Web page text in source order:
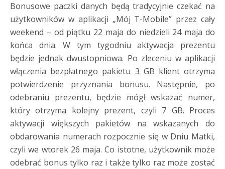
Bonusowe paczki danych będą tradycyjnie czekać na
użytkowników w aplikacji „Mój T-Mobile” przez cały
weekend – od piątku 22 maja do niedzieli 24 maja do
końca dnia. W tym tygodniu aktywacja prezentu
będzie jednak dwustopniowa. Po zleceniu w aplikacji
włączenia bezpłatnego pakietu 3 GB klient otrzyma
potwierdzenie przyznania bonusu. Następnie, po
odebraniu prezentu, będzie mógł wskazać numer,
który otrzyma kolejny prezent, czyli 7 GB. Proces
aktywacji większych pakietów na wskazanych do
obdarowania numerach rozpocznie się w Dniu Matki,
czyli we wtorek 26 maja. Co istotne, użytkownik może
odebrać bonus tylko raz i także tylko raz może zostać